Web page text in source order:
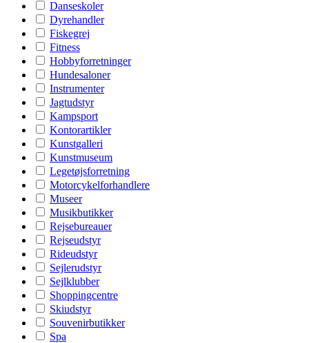
Danseskoler
Dyrehandler
Fiskegrej
Fitness
Hobbyforretninger
Hundesaloner
Instrumenter
Jagtudstyr
Kampsport
Kontorartikler
Kunstgalleri
Kunstmuseum
Legetøjsforretning
Motorcykelforhandlere
Museer
Musikbutikker
Rejsebureauer
Rejseudstyr
Rideudstyr
Sejlerudstyr
Sejlklubber
Shoppingcentre
Skiudstyr
Souvenirbutikker
Spa